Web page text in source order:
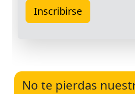
No te pierdas